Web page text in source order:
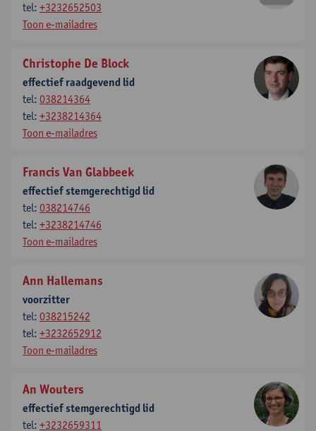
tel: +3232652503
Toon e-mailadres
Christophe De Block
effectief raadgevend lid
tel: 038214364
tel: +3238214364
Toon e-mailadres
Francis Van Glabbeek
effectief stemgerechtigd lid
tel: 038214746
tel: +3238214746
Toon e-mailadres
Ann Hallemans
voorzitter
tel: 038215242
tel: +3232652912
Toon e-mailadres
An Wouters
effectief stemgerechtigd lid
tel: +3232659311